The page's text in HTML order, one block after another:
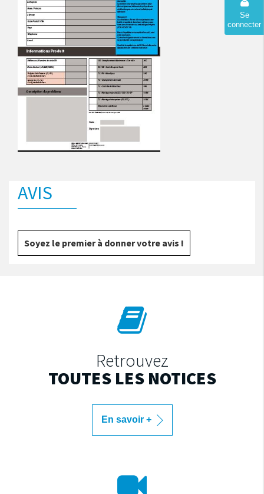
Se
connecter
AVIS
Soyez le premier à donner votre avis !
Retrouvez
TOUTES LES NOTICES
En savoir +